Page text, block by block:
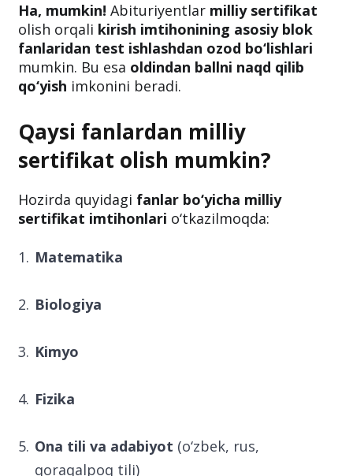
Ha, mumkin! Abituriyentlar milliy sertifikat
olish orqali kirish imtihonining asosiy blok
fanlaridan test ishlashdan ozod bo‘lishlari
mumkin. Bu esa oldindan ballni naqd qilib
qo‘yish imkonini beradi.
Qaysi fanlardan milliy
sertifikat olish mumkin?
Hozirda quyidagi fanlar bo‘yicha milliy
sertifikat imtihonlari o‘tkazilmoqda:
Matematika
Biologiya
Kimyo
Fizika
Ona tili va adabiyot (o‘zbek, rus,
qoraqalpoq tili)